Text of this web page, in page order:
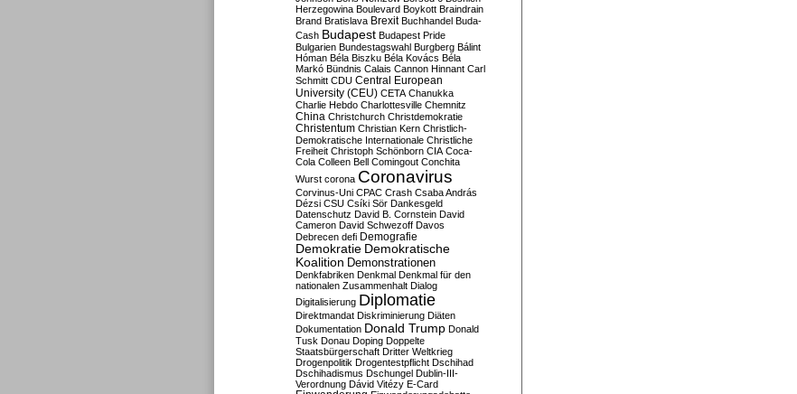
Herzegowina Boulevard Boykott Braindrain
Brand Bratislava Brexit Buchhandel Buda-
Cash Budapest Budapest Pride
Bulgarien Bundestagswahl Burgberg Bálint
Hóman Béla Biszku Béla Kovács Béla
Markó Bündnis Calais Cannon Hinnant Carl
Schmitt CDU Central European
University (CEU) CETA Chanukka
Charlie Hebdo Charlottesville Chemnitz
China Christchurch Christdemokratie
Christentum Christian Kern Christlich-
Demokratische Internationale Christliche
Freiheit Christoph Schönborn CIA Coca-
Cola Colleen Bell Comingout Conchita
Wurst corona Coronavirus
Corvinus-Uni CPAC Crash Csaba András
Dézsi CSU Csíki Sör Dankesgeld
Datenschutz David B. Cornstein David
Cameron David Schwezoff Davos
Debrecen defi Demografie
Demokratie Demokratische
Koalition Demonstrationen
Denkfabriken Denkmal Denkmal für den
nationalen Zusammenhalt Dialog
Digitalisierung Diplomatie
Direktmandat Diskriminierung Diäten
Dokumentation Donald Trump Donald
Tusk Donau Doping Doppelte
Staatsbürgerschaft Dritter Weltkrieg
Drogenpolitik Drogentestpflicht Dschihad
Dschihadismus Dschungel Dublin-III-
Verordnung Dávid Vitézy E-Card